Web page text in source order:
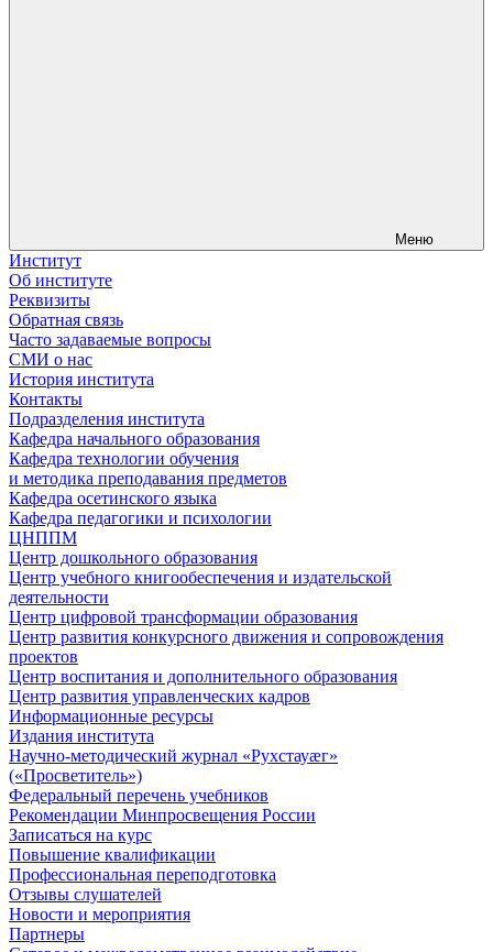
Меню
Институт
Об институте
Реквизиты
Обратная связь
Часто задаваемые вопросы
СМИ о нас
История института
Контакты
Подразделения института
Кафедра начального образования
Кафедра технологии обучения
и методика преподавания предметов
Кафедра осетинского языка
Кафедра педагогики и психологии
ЦНППМ
Центр дошкольного образования
Центр учебного книгообеспечения и издательской
деятельности
Центр цифровой трансформации образования
Центр развития конкурсного движения и сопровождения
проектов
Центр воспитания и дополнительного образования
Центр развития управленческих кадров
Информационные ресурсы
Издания института
Научно-методический журнал «Рухстауæг»
(«Просветитель»)
Федеральный перечень учебников
Рекомендации Минпросвещения России
Записаться на курс
Повышение квалификации
Профессиональная переподготовка
Отзывы слушателей
Новости и мероприятия
Партнеры